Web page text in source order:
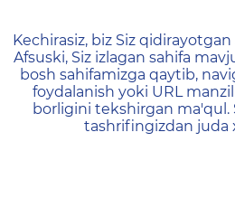
404 —
Kechirasiz, biz Siz
Afsuski, Siz izlagan sahifa
bosh sahifamizga qaytib,
foydalanish yoki URL
borligini tekshirgan ma'qul.
tashrifingizdan juda